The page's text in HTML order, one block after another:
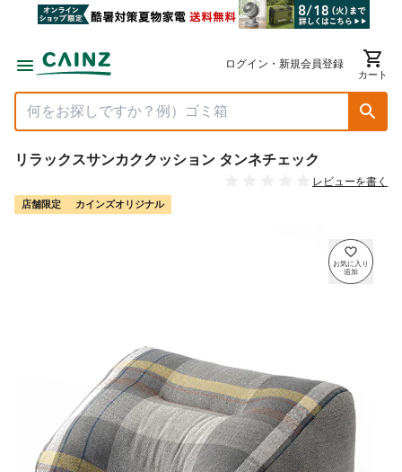
ログイン・新規会員登録
カート
リラックスサンカククッション タンネチェック
レビューを書く
店舗限定 カインズオリジナル